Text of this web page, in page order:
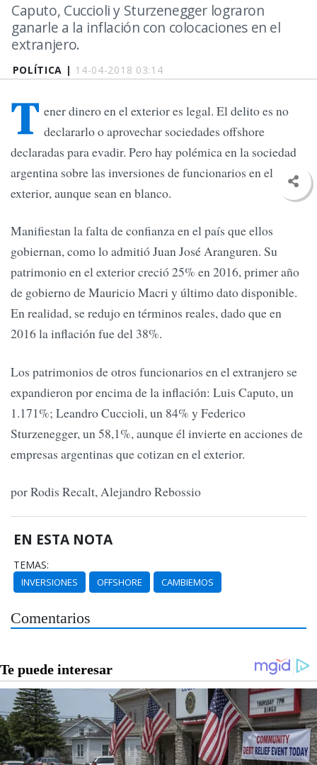
POLÍTICA | 14-04-2018 03:14
Caputo, Cuccioli y Sturzenegger lograron
ganarle a la inflación con colocaciones en el
extranjero.
T ener dinero en el exterior es legal. El delito es no
declararlo o aprovechar sociedades offshore
declaradas para evadir. Pero hay polémica en la sociedad
argentina sobre las inversiones de funcionarios en el
exterior, aunque sean en blanco.
Manifiestan la falta de confianza en el país que ellos
gobiernan, como lo admitió Juan José Aranguren. Su
patrimonio en el exterior creció 25% en 2016, primer año
de gobierno de Mauricio Macri y último dato disponible.
En realidad, se redujo en términos reales, dado que en
2016 la inflación fue del 38%.
Los patrimonios de otros funcionarios en el extranjero se
expandieron por encima de la inflación: Luis Caputo, un
1.171%; Leandro Cuccioli, un 84% y Federico
Sturzenegger, un 58,1%, aunque él invierte en acciones de
empresas argentinas que cotizan en el exterior.
por Rodis Recalt, Alejandro Rebossio
EN ESTA NOTA
TEMAS:
INVERSIONES OFFSHORE CAMBIEMOS
Comentarios